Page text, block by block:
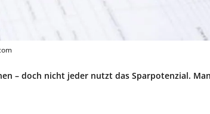
– doch nicht jeder nutzt das Sparpotenzial.